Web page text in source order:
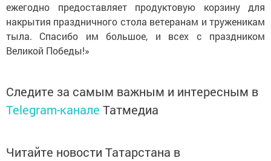
ежегодно предоставляет продуктовую корзину для
накрытия праздничного стола ветеранам и труженикам
тыла. Спасибо им большое, и всех с праздником
Великой Победы!»
Следите за самым важным и интересным в
Telegram-канале Татмедиа
Читайте новости Татарстана в